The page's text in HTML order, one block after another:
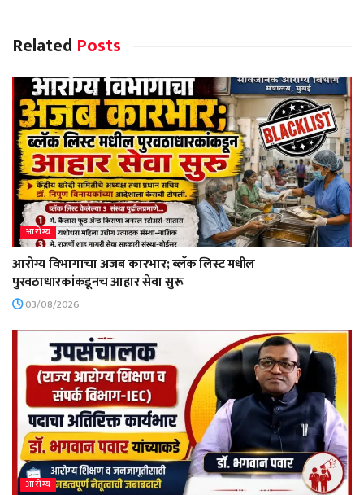
Related Posts
आरोग्य
आरोग्य विभागाचा अजब कारभार; ब्लॅक लिस्ट मधील
पुरवठाधारकांकडूनच आहार सेवा सुरू
03/08/2026
आरोग्य